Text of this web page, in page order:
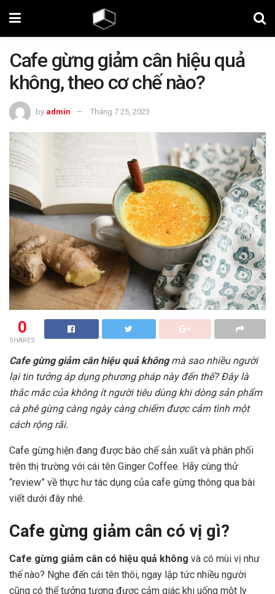
Cafe gừng giảm cân hiệu quả
không, theo cơ chế nào?
by admin Tháng 7 25, 2023
0
SHARES
Cafe gừng giảm cân hiệu quả khôngmà sao nhiều người
lại tin tưởng áp dụng phương pháp này đến thế? Đây là
thắc mắc của không ít người tiêu dùng khi dòng sản phẩm
cà phê gừng càng ngày càng chiếm được cảm tình một
cách rộng rãi.
Cafe gừng hiện đang được bào chế sản xuất và phân phối
trên thị trường với cái tên Ginger Coffee. Hãy cùng thử
“review” về thực hư tác dụng của cafe gừng thông qua bài
viết dưới đây nhé.
Cafe gừng giảm cân có vị gì?
Cafe gừng giảm cân có hiệu quả không và có mùi vị như
thế nào? Nghe đến cái tên thôi, ngay lập tức nhiều người
cũng có thể tưởng tượng được cảm giác khi uống một ly